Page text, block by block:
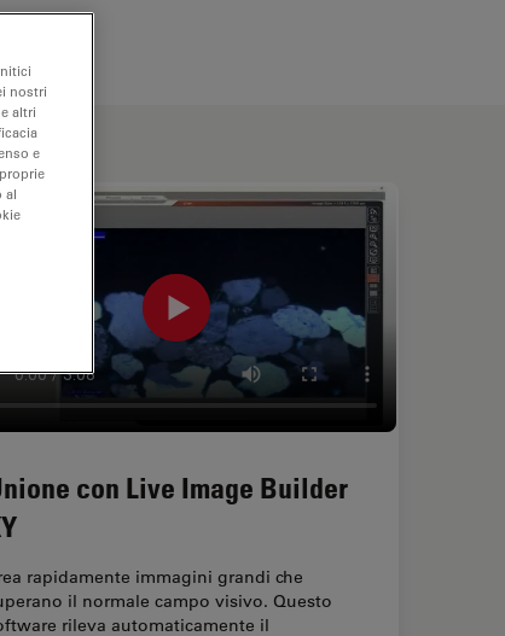
con Live Image Builder
rapidamente immagini grandi che
il normale campo visivo. Questo
rileva automaticamente il
nostri
altri
e
al